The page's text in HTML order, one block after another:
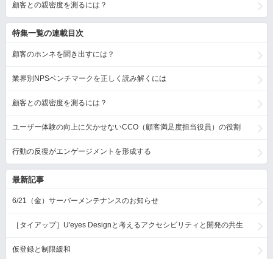
顧客との親密度を測るには？
特集一覧の連載目次
顧客のホンネを聞き出すには？
業界別NPSベンチマークを正しく読み解くには
顧客との親密度を測るには？
ユーザー体験の向上に欠かせないCCO（顧客満足度担当役員）の役割
行動の反復がエンゲージメントを形成する
最新記事
6/21（金）サーバーメンテナンスのお知らせ
［タイアップ］U'eyes Designと考えるアクセシビリティと開発の共生
仮登録と制限緩和